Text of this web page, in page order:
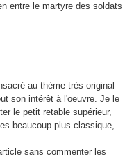
entre le martyre des soldats
au thème très original
son intérêt à l'oeuvre. Je le
le petit retable supérieur,
beaucoup plus classique,
sans commenter les